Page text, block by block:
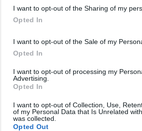
I want to opt-out of the Sharing of my
Opted In
I want to opt-out of the Sale of my
Opted In
I want to opt-out of processing my
Advertising.
Opted In
I want to opt-out of Collection, Use,
of my Personal Data that Is Unrelated
was collected.
Opted Out